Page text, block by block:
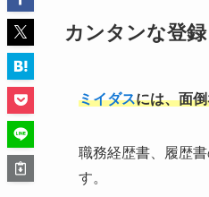
カンタンな登録
ミイダスには、面
職務経歴書、履歴
す。